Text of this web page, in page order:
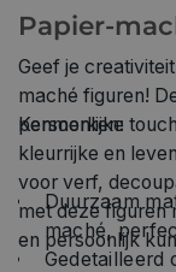
Papier-
Geef je
maché figuren!
persoonlijke
kleurrijke en
voor verf,
met deze figuren
en persoonlijk
Kenmerken:
Duurzaam
maché,
Gedetailleerd